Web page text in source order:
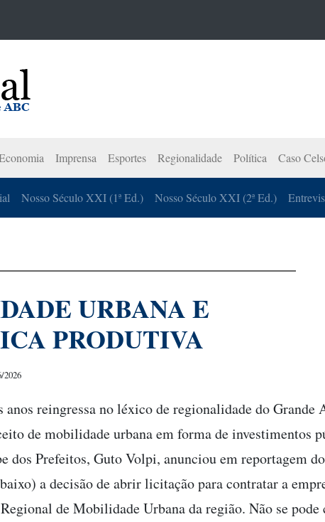
Imprensa Esportes Regionalidade Política Caso
Nosso Século XXI (1ª Ed.) Nosso Século XXI (2ª Ed.)
URBANA E
PRODUTIVA
2026
anos reingressa no léxico de regionalidade do Grande
de mobilidade urbana em forma de investimentos
dos Prefeitos, Guto Volpi, anunciou em reportagem
a decisão de abrir licitação para contratar a
de Mobilidade Urbana da região. Não se